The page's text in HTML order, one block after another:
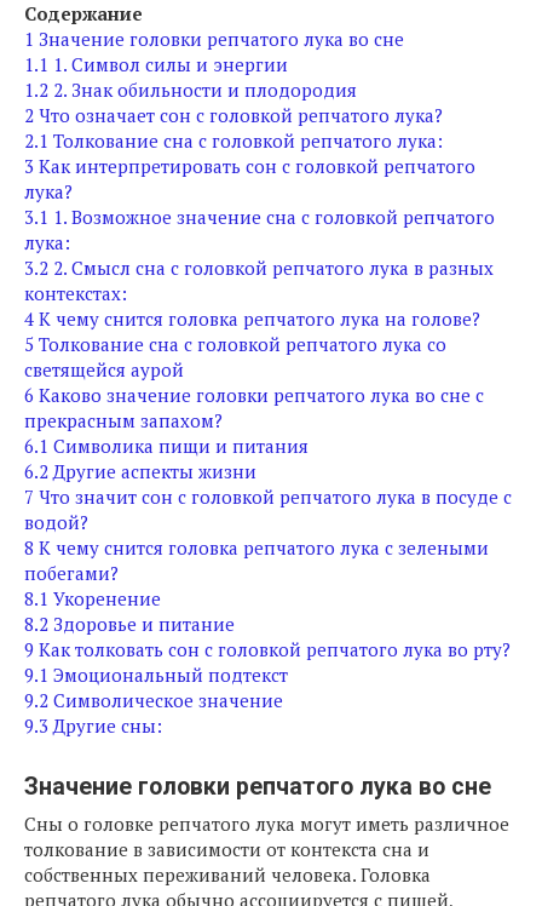
Содержание
1 Значение головки репчатого лука во сне
1.1 1. Символ силы и энергии
1.2 2. Знак обильности и плодородия
2 Что означает сон с головкой репчатого лука?
2.1 Толкование сна с головкой репчатого лука:
3 Как интерпретировать сон с головкой репчатого
лука?
3.1 1. Возможное значение сна с головкой репчатого
лука:
3.2 2. Смысл сна с головкой репчатого лука в разных
контекстах:
4 К чему снится головка репчатого лука на голове?
5 Толкование сна с головкой репчатого лука со
светящейся аурой
6 Каково значение головки репчатого лука во сне с
прекрасным запахом?
6.1 Символика пищи и питания
6.2 Другие аспекты жизни
7 Что значит сон с головкой репчатого лука в посуде с
водой?
8 К чему снится головка репчатого лука с зелеными
побегами?
8.1 Укоренение
8.2 Здоровье и питание
9 Как толковать сон с головкой репчатого лука во рту?
9.1 Эмоциональный подтекст
9.2 Символическое значение
9.3 Другие сны:
Значение головки репчатого лука во сне
Сны о головке репчатого лука могут иметь различное
толкование в зависимости от контекста сна и
собственных переживаний человека. Головка
репчатого лука обычно ассоциируется с пищей,